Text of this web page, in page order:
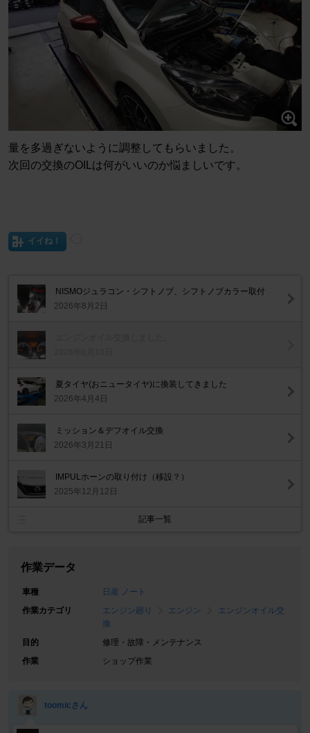
量を多過ぎないように調整してもらいました。
次回の交換のOILは何がいいのか悩ましいです。
イイね！
NISMOジュラコン・シフトノブ、シフトノブカラー取付
2026年8月2日
夏タイヤ(おニュータイヤ)に換装してきました
2026年4月4日
ミッション＆デフオイル交換
2026年3月21日
IMPULホーンの取り付け（移設？）
2025年12月12日
記事一覧
作業データ
車種
日産 ノート
作業カテゴリ
エンジン廻り エンジン
エンジンオイル交
換
目的
修理・故障・メンテナンス
作業
ショップ作業
toomicさん